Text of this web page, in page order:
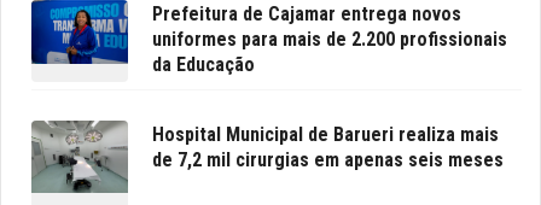
Prefeitura de Cajamar entrega novos
uniformes para mais de 2.200 profissionais
da Educação
Hospital Municipal de Barueri realiza mais
de 7,2 mil cirurgias em apenas seis meses